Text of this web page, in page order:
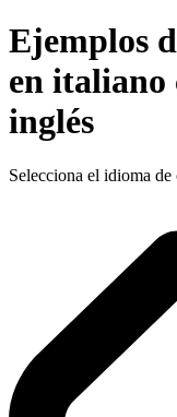
Ejemplos
en italiano
inglés
Selecciona el idioma de